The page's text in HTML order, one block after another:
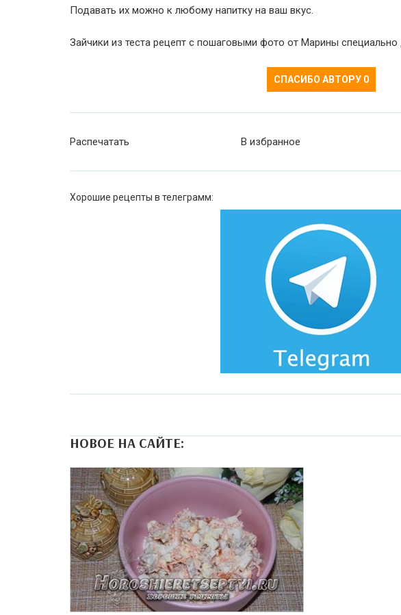
Подавать их можно к любому напитку на ваш вкус.
Зайчики из теста рецепт с пошаговыми фото от Марины
СПАСИБО АВТОРУ 0
Распечатать В избранное
Хорошие рецепты в телеграмм:
НОВОЕ НА САЙТЕ: